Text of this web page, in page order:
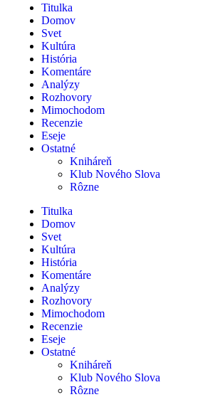
Titulka
Domov
Svet
Kultúra
História
Komentáre
Analýzy
Rozhovory
Mimochodom
Recenzie
Eseje
Ostatné
Kniháreň
Klub Nového Slova
Rôzne
Titulka
Domov
Svet
Kultúra
História
Komentáre
Analýzy
Rozhovory
Mimochodom
Recenzie
Eseje
Ostatné
Kniháreň
Klub Nového Slova
Rôzne